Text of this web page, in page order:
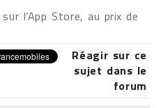
l’App Store, au prix de
Réagir sur ce
sujet dans le
forum